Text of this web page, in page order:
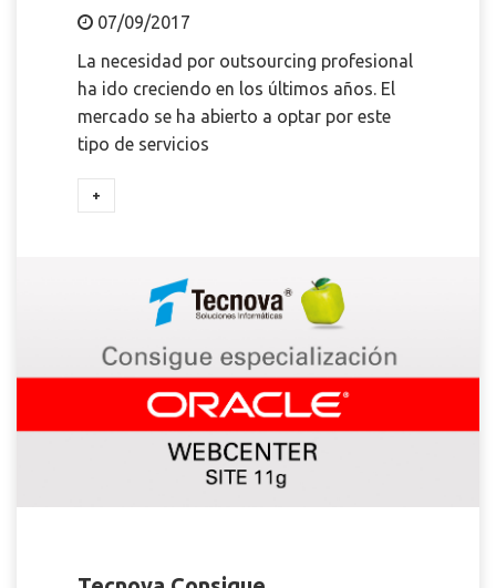
07/09/2017
La necesidad por outsourcing profesional
ha ido creciendo en los últimos años. El
mercado se ha abierto a optar por este
tipo de servicios
+